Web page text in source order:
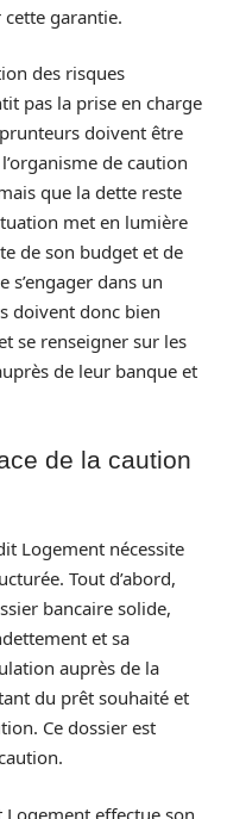
garantie.
des risques
pas la prise en charge
doivent être
de caution
que la dette reste
met en lumière
de son budget et de
s’engager dans un
doivent donc bien
se renseigner sur les
de leur banque et
de la caution
Logement nécessite
Tout d’abord,
bancaire solide,
et sa
auprès de la
du prêt souhaité et
Ce dossier est
effectue son